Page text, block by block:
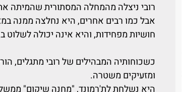
רובי ניצלה מהמחלה המסתורית שהמיתה
אבל כמו רבים אחרים, היא נחלצה ממנה
חושיות מפחידות, והיא אינה יכולה לשלוט
כשכוחותיה המבהילים של רובי מתגלים,
ומזעיקים משטרה.
היא נשלחת לת'רמונד, "מחנה שיקום"